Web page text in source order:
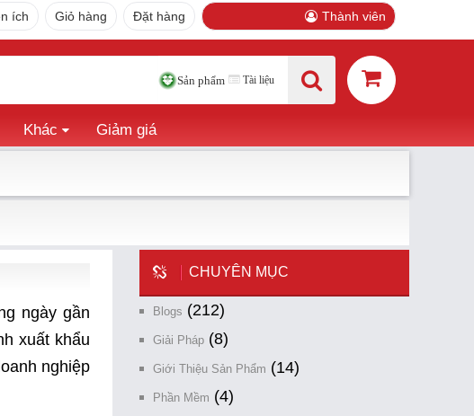
ích Giỏ hàng Đặt hàng Thành viên
Sản phẩm Tài liệu
Khác Giảm giá
ngày gần
xuất khẩu
nghiệp
CHUYÊN MỤC
Blogs (212)
Giải Pháp (8)
Giới Thiệu Sản Phẩm (14)
Phần Mềm (4)